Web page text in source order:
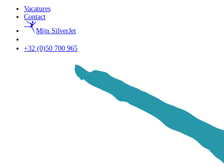
Vacatures
Contact
Mijn SilverJet
+32 (0)50 700 965